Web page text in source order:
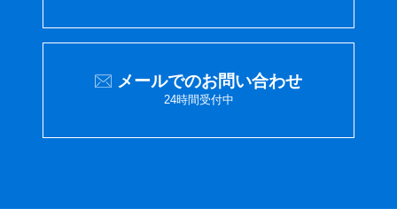
メールでのお問い合わせ
24時間受付中